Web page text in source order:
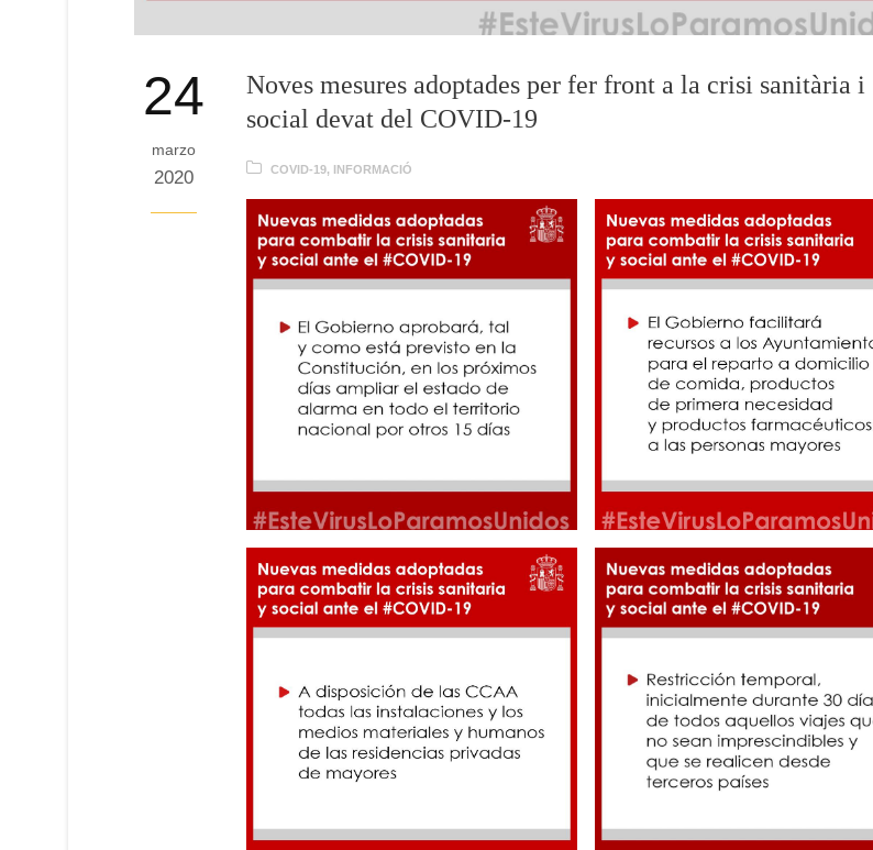
24
marzo
2020
Noves mesures adoptades per fer front a la crisi sanitària i
social devat del COVID-19
COVID-19, INFORMACIÓ